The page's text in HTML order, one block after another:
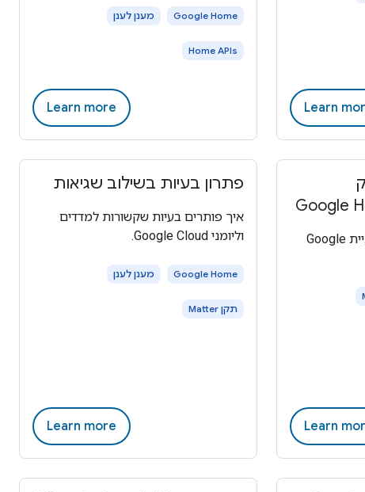
Learn
Google Home מענן לענן
Home APIs
Learn more
הזמנה אוטומטית באפליקציית Google
Learn
פתרון בעיות בשילוב שגיאות
איך פותרים בעיות שקשורות למדדים
וליומני Google Cloud.
Google Home מענן לענן
תקן Matter
Learn more